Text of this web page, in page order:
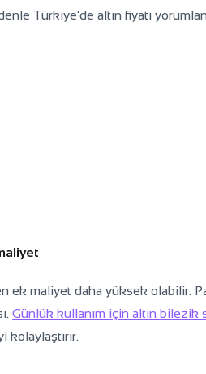
Türkiye’de altın fiyatı
ek maliyet daha yüksek olabilir.
Günlük kullanım için altın bilezik
kolaylaştırır.